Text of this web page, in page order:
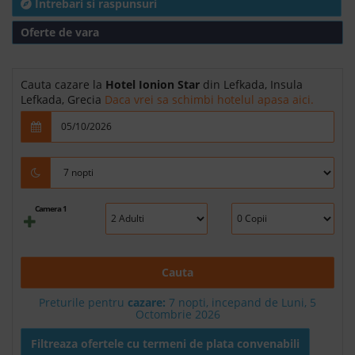
Intrebari si raspunsuri
Oferte de vara
Cauta cazare la Hotel Ionion Star din Lefkada, Insula
Lefkada, Grecia Daca vrei sa schimbi hotelul apasa aici.
Camera 1
Cauta
Preturile pentru cazare: 7 nopti, incepand de Luni, 5
Octombrie 2026
Filtreaza ofertele cu termeni de plata convenabili